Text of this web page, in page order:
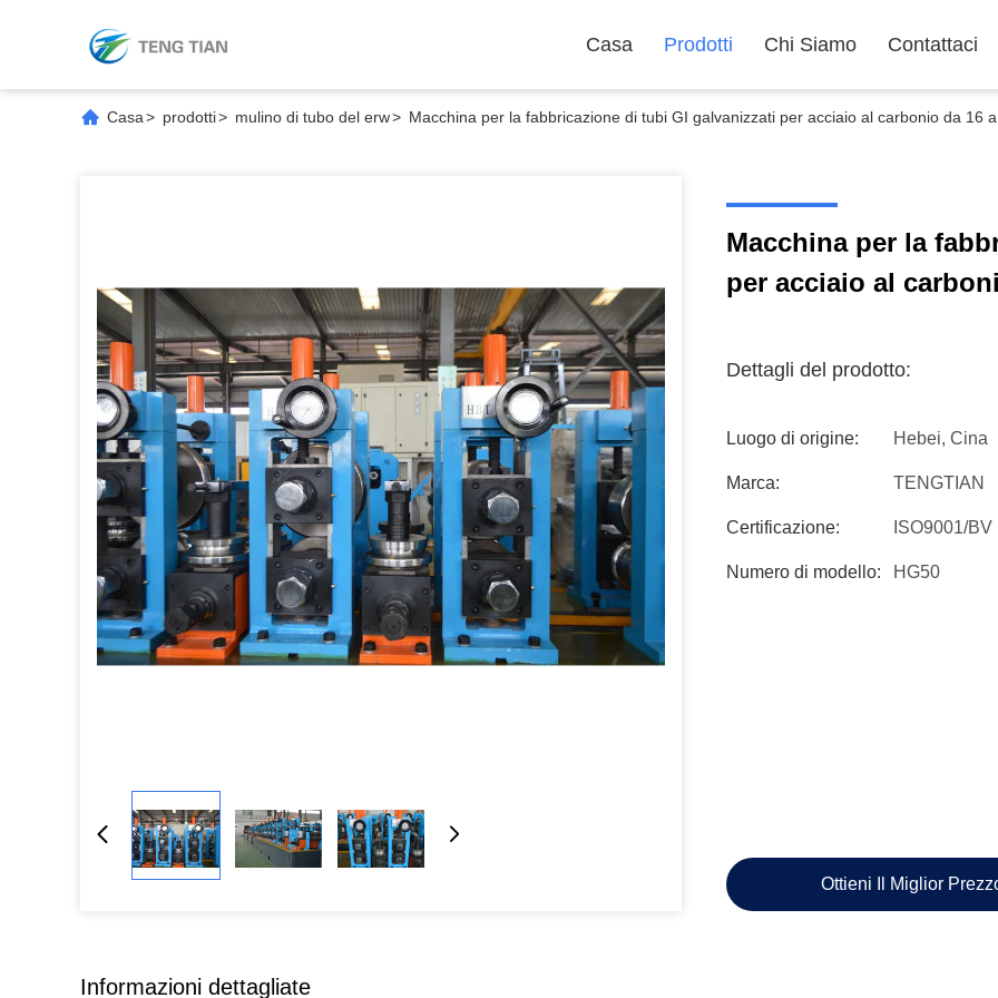
Casa Prodotti Chi Siamo Contattaci
Casa> prodotti> mulino di tubo del erw> Macchina per la fabbricazione di tubi GI galvanizzati per acciaio al carbonio da 16
Macchina per la
per acciaio al
Dettagli del prodotto:
Luogo di origine: Hebei, Cina
Marca: TENGTIAN
Certificazione: ISO9001/BV
Numero di modello: HG50
Ottieni Il Miglior
Informazioni dettagliate